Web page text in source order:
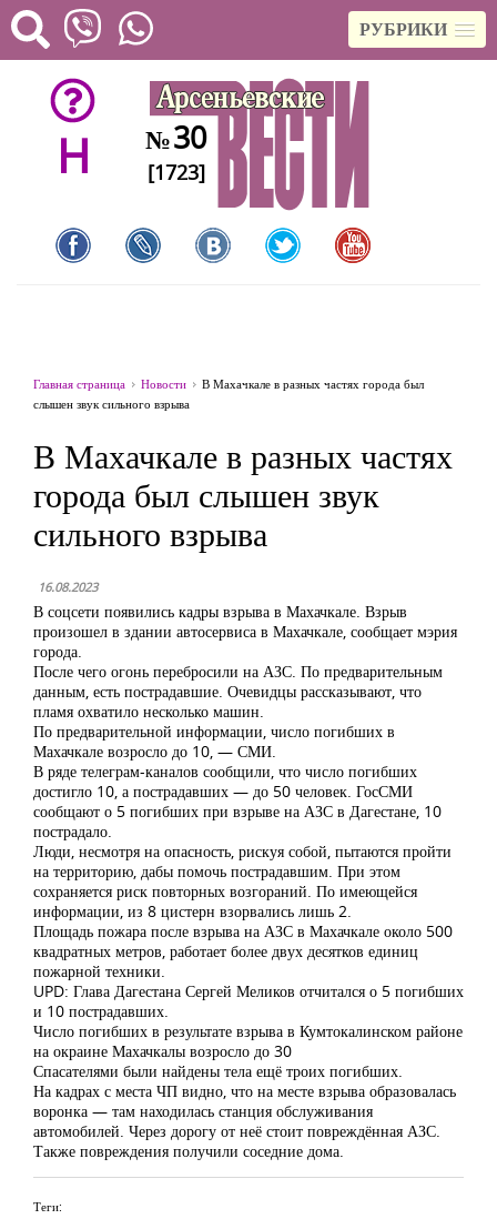
РУБРИКИ
H №30
[1723]
Главная страница Новости
В Махачкале в разных частях города был
слышен звук сильного взрыва
В Махачкале в разных частях
города был слышен звук
сильного взрыва
16.08.2023
В соцсети появились кадры взрыва в Махачкале. Взрыв
произошел в здании автосервиса в Махачкале, сообщает мэрия
города.
После чего огонь перебросили на АЗС. По предварительным
данным, есть пострадавшие. Очевидцы рассказывают, что
пламя охватило несколько машин.
По предварительной информации, число погибших в
Махачкале возросло до 10, — СМИ.
В ряде телеграм-каналов сообщили, что число погибших
достигло 10, а пострадавших — до 50 человек. ГосСМИ
сообщают о 5 погибших при взрыве на АЗС в Дагестане, 10
пострадало.
Люди, несмотря на опасность, рискуя собой, пытаются пройти
на территорию, дабы помочь пострадавшим. При этом
сохраняется риск повторных возгораний. По имеющейся
информации, из 8 цистерн взорвались лишь 2.
Площадь пожара после взрыва на АЗС в Махачкале около 500
квадратных метров, работает более двух десятков единиц
пожарной техники.
UPD: Глава Дагестана Сергей Меликов отчитался о 5 погибших
и 10 пострадавших.
Число погибших в результате взрыва в Кумтокалинском районе
на окраине Махачкалы возросло до 30
Спасателями были найдены тела ещё троих погибших.
На кадрах с места ЧП видно, что на месте взрыва образовалась
воронка — там находилась станция обслуживания
автомобилей. Через дорогу от неё стоит повреждённая АЗС.
Также повреждения получили соседние дома.
Теги: